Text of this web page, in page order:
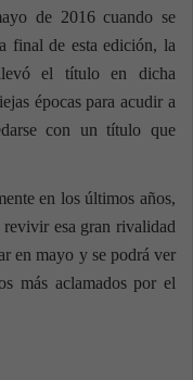
de 2016 cuando se
final de esta edición, la
el título en dicha
épocas para acudir a
con un título que
en los últimos años,
esa gran rivalidad
en mayo y se podrá ver
más aclamados por el